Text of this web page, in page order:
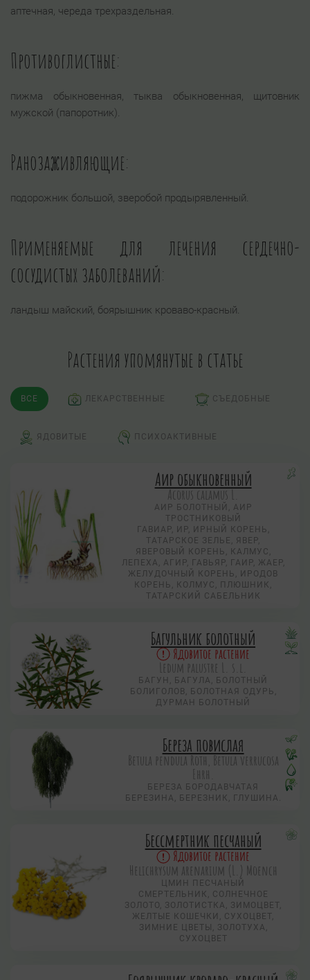
аптечная, череда трехраздельная.
Противоглистные:
пижма обыкновенная, тыква обыкновенная, щитовник
мужской (папоротник).
Ранозаживляющие:
подорожник большой, зверобой продырявленный.
Применяемые для лечения сердечно-
сосудистых заболеваний:
ландыш майский, боярышник кроваво-красный.
Растения упомянутые в статье
ВСЕ ЛЕКАРСТВЕННЫЕ СЪЕДОБНЫЕ
ЯДОВИТЫЕ ПСИХОАКТИВНЫЕ
Аир обыкновенный
Acorus calamus L.
АИР БОЛОТНЫЙ, АИР
ТРОСТНИКОВЫЙ
ГАВИАР, ИР, ИРНЫЙ КОРЕНЬ,
ТАТАРСКОЕ ЗЕЛЬЕ, ЯВЕР,
ЯВЕРОВЫЙ КОРЕНЬ, КАЛМУС,
ЛЕПЕХА, АГИР, ГАВЬЯР, ГАИР, ЖАЕР,
ЖЕЛУДОЧНЫЙ КОРЕНЬ, ИРОДОВ
КОРЕНЬ, КОЛМУС, ПЛЮШНИК,
ТАТАРСКИЙ САБЕЛЬНИК
Багульник болотный
Ядовитое растение
Ledum palustre L. s.l.
БАГУН, БАГУЛА, БОЛОТНЫЙ
БОЛИГОЛОВ, БОЛОТНАЯ ОДУРЬ,
ДУРМАН БОЛОТНЫЙ
Береза повислая
Betula pendula Roth, Betula verrucosa
Ehrh.
БЕРЕЗА БОРОДАВЧАТАЯ
БЕРЕЗИНА, БЕРЕЗНИК, ГЛУШИНА.
Бессмертник песчаный
Ядовитое растение
Helichrysum arenarium (L.) Moench
ЦМИН ПЕСЧАНЫЙ
СМЕРТЕЛЬНИК, СОЛНЕЧНОЕ
ЗОЛОТО, ЗОЛОТИСТКА, ЗИМОЦВЕТ,
ЖЕЛТЫЕ КОШЕЧКИ, СУХОЦВЕТ,
ЗИМНИЕ ЦВЕТЫ, ЗОЛОТУХА,
СУХОЦВЕТ